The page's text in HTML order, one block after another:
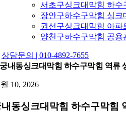
서초구싱크대막힘 하수
장안구하수구막힘 싱크
권선구싱크대막힘 아파
양천구하수구막힘 공용
상담문의 | 010-4892-7655
궁내동싱크대막힘 하수구막힘 역류
10, 2026
동싱크대막힘 하수구막힘